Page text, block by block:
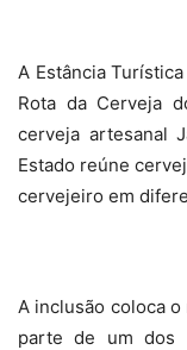
A Estância
Rota da Cerveja
cerveja artesanal
Estado reúne
cervejeiro em
A inclusão coloca
parte de um dos